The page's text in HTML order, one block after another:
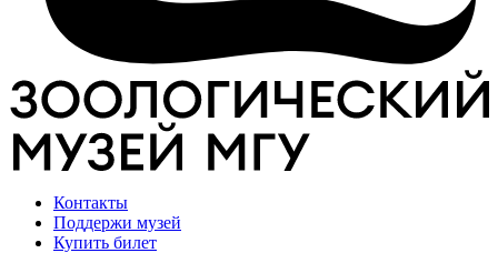
Контакты
Поддержи музей
Купить билет